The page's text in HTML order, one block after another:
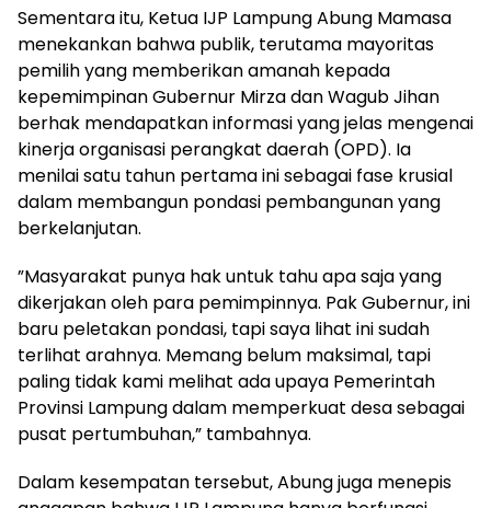
Sementara itu, Ketua IJP Lampung ​Abung Mamasa
menekankan bahwa publik, terutama mayoritas
pemilih yang memberikan amanah kepada
kepemimpinan Gubernur Mirza dan Wagub Jihan
berhak mendapatkan informasi yang jelas mengenai
kinerja organisasi perangkat daerah (OPD). Ia
menilai satu tahun pertama ini sebagai fase krusial
dalam membangun pondasi pembangunan yang
berkelanjutan.
​”Masyarakat punya hak untuk tahu apa saja yang
dikerjakan oleh para pemimpinnya. Pak Gubernur, ini
baru peletakan pondasi, tapi saya lihat ini sudah
terlihat arahnya. Memang belum maksimal, tapi
paling tidak kami melihat ada upaya Pemerintah
Provinsi Lampung dalam memperkuat desa sebagai
pusat pertumbuhan,” tambahnya.
​Dalam kesempatan tersebut, Abung juga menepis